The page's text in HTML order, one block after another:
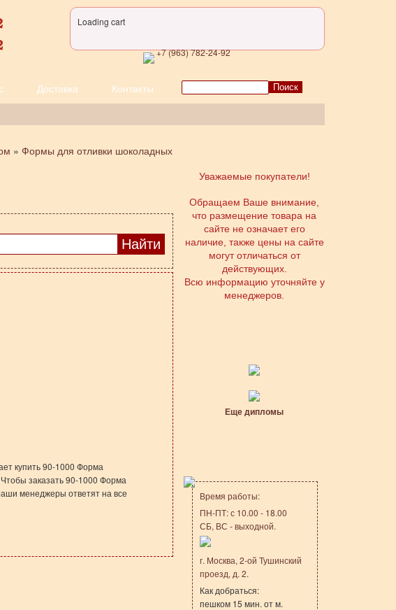
Loading cart
+7 (963) 782-24-92
Доставка Контакты Поиск
» Формы для отливки шоколадных
купить 90-1000 Форма
заказать 90-1000 Форма
менеджеры ответят на все
Уважаемые покупатели!
Обращаем Ваше внимание,
что размещение товара на
сайте не означает его
наличие, также цены на сайте
могут отличаться от
действующих.
Всю информацию уточняйте у
менеджеров.
Еще дипломы
Время работы:
ПН-ПТ: с 10.00 - 18.00
СБ, ВС - выходной.
г. Москва, 2-ой Тушинский
проезд, д. 2.
Как добраться:
пешком 15 мин. от м.